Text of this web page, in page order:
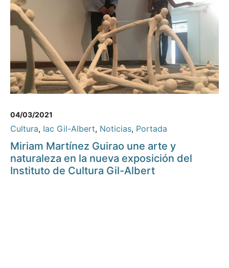
04/03/2021
Cultura, Iac Gil-Albert, Noticias, Portada
Miriam Martínez Guirao une arte y
naturaleza en la nueva exposición del
Instituto de Cultura Gil-Albert